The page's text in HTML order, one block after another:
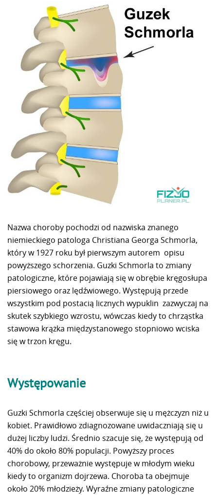
Nazwa choroby pochodzi od nazwiska znanego
niemieckiego patologa Christiana Georga Schmorla,
który w 1927 roku był pierwszym autorem opisu
powyższego schorzenia. Guzki Schmorla to zmiany
patologiczne, które pojawiają się w obrębie kręgosłupa
piersiowego oraz lędźwiowego. Występują przede
wszystkim pod postacią licznych wypuklin zazwyczaj na
skutek szybkiego wzrostu, wówczas kiedy to chrząstka
stawowa krążka międzystanowego stopniowo wciska
się w trzon kręgu.
Występowanie
Guzki Schmorla częściej obserwuje się u mężczyzn niż u
kobiet. Prawidłowo zdiagnozowane uwidaczniają się u
dużej liczby ludzi. Średnio szacuje się, że występują od
40% do około 80% populacji. Powyższy proces
chorobowy, przeważnie występuje w młodym wieku
kiedy to organizm dojrzewa. Choroba ta obejmuje
około 20% młodzieży. Wyraźne zmiany patologiczne